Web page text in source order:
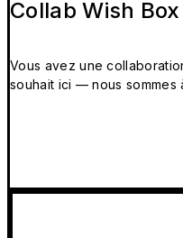
Collab Wish Box
Vous avez une
souhait ici — nous sommes